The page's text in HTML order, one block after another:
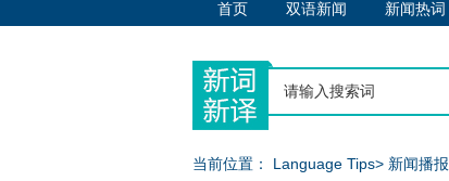
首页 双语新闻 新闻热词
当前位置： Language Tips> 新闻播报